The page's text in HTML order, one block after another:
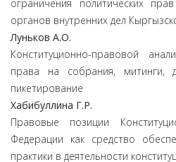
ограничения политических
органов внутренних дел
Луньков А.О.
Конституционно-правовой
права на собрания, митинги,
пикетирование
Хабибуллина Г.Р.
Правовые позиции
Федерации как средство
практики в деятельности